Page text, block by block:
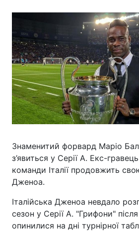
Знаменитий форвард Маріо
з’явиться у Серії А. Екс-
команди Італії продовжить
Дженоа.
Італійська Дженоа невдало
сезон у Серії А. "Грифони"
опинилися на дні турнірної